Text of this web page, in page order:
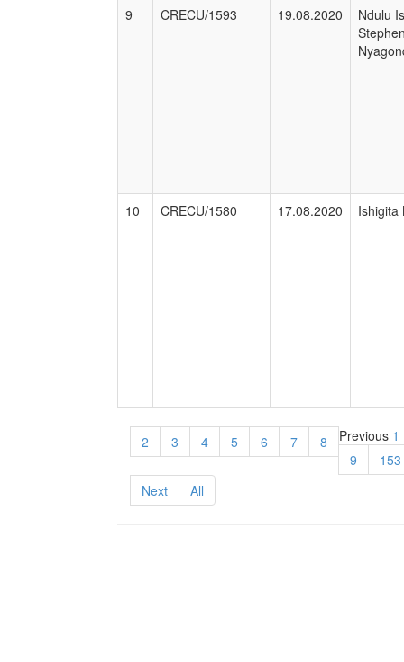
9 CRECU/1593 19.08.2020
Ndulu
10 CRECU/1580 17.08.2020 Ishigita
Previous 1
2 3 4 5 6 7
8
9
153
Next
All